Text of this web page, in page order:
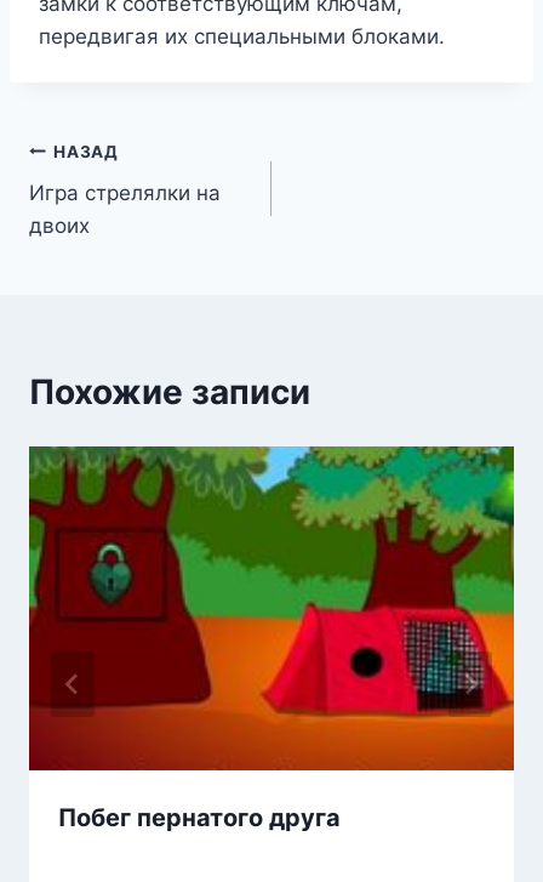
передвигая их специальными блоками.
Навигация
по
НАЗАД
Игра стрелялки на
двоих
Похожие записи
Побег пернатого друга